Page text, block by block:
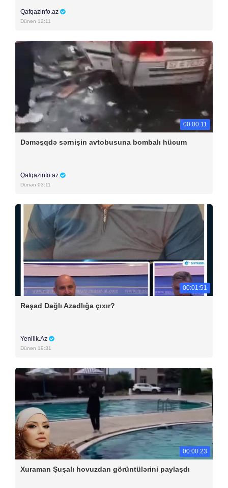
Qafqazinfo.az
Dünən 12:11
00:00:11
Dəməşqdə sərnişin avtobusuna bombalı hücum
Qafqazinfo.az
Dünən 03:11
00:01:51
Rəşad Dağlı Azadlığa çıxır?
Yenilik.Az
Dünən 19:31
00:00:23
Xuraman Şuşalı hovuzdan görüntülərini paylaşdı